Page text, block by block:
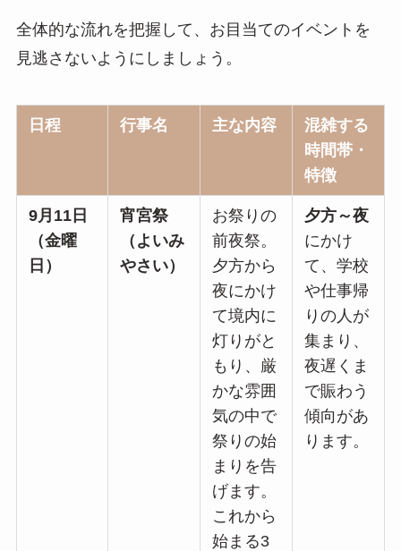
全体的な流れを把握して、お目当てのイベントを
見逃さないようにしましょう。
日程 行事名 主な内容
混雑する
時間帯・
特徴
9月11日
（金曜
日）
宵宮祭
（よいみ
やさい）
お祭りの
前夜祭。
夕方から
夜にかけ
て境内に
灯りがと
もり、厳
かな雰囲
気の中で
祭りの始
まりを告
げます。
これから
始まる3
夕方～夜
にかけ
て、学校
や仕事帰
りの人が
集まり、
夜遅くま
で賑わう
傾向があ
ります。